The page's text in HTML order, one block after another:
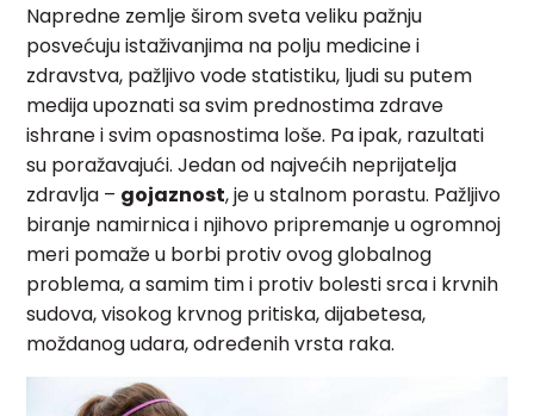
Napredne zemlje širom sveta veliku pažnju
posvećuju istaživanjima na polju medicine i
zdravstva, pažljivo vode statistiku, ljudi su putem
medija upoznati sa svim prednostima zdrave
ishrane i svim opasnostima loše. Pa ipak, razultati
su poražavajući. Jedan od najvećih neprijatelja
zdravlja – gojaznost, je u stalnom porastu. Pažljivo
biranje namirnica i njihovo pripremanje u ogromnoj
meri pomaže u borbi protiv ovog globalnog
problema, a samim tim i protiv bolesti srca i krvnih
sudova, visokog krvnog pritiska, dijabetesa,
moždanog udara, određenih vrsta raka.